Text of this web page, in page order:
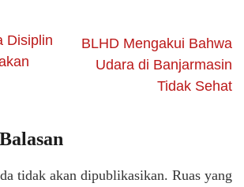
Disiplin
BLHD Mengakui Bahwa
Udara di Banjarmasin
Tidak Sehat
tidak akan dipublikasikan. Ruas yang